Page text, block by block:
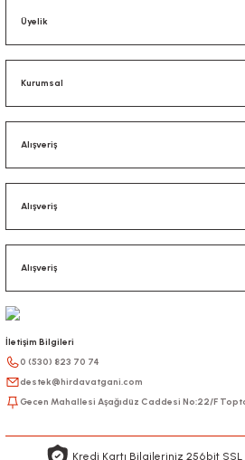
Üyelik
Kurumsal
Alışveriş
Alışveriş
Alışveriş
İletişim Bilgileri
0 (530) 823 70 74
destek@hirdavatgani.com
Gecen Mahallesi Aşağıdüz Caddesi No:22/F
Kredi Kartı Bilgileriniz 256bit